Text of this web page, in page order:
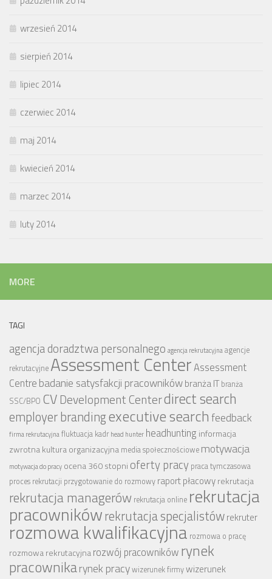
wrzesień 2014
sierpień 2014
lipiec 2014
czerwiec 2014
maj 2014
kwiecień 2014
marzec 2014
luty 2014
MORE
TAGI
agencja doradztwa personalnego agencja rekrutacyjnaagencje
rekrutacyjne Assessment CenterAssessment
Centre badanie satysfakcji pracownikówbranża IT branża
SSC/BPO CV Development Centerdirect search
employer brandingexecutive searchfeedback
firma rekrutacyjnafluktuacja kadr head hunter headhunting informacja
zwrotnakultura organizacyjna media społecznościowe motywacja
motywacja do pracy ocena 360 stopni oferty pracy praca tymczasowa
proces rekrutacji przygotowanie do rozmowy raport płacowyrekrutacja
rekrutacja managerów rekrutacja online rekrutacja
pracownikówrekrutacja specjalistówrekruter
rozmowa kwalifikacyjna rozmowa o pracę
rozmowa rekrutacyjnarozwój pracowników rynek
pracownikarynek pracywizerunek firmywizerunek